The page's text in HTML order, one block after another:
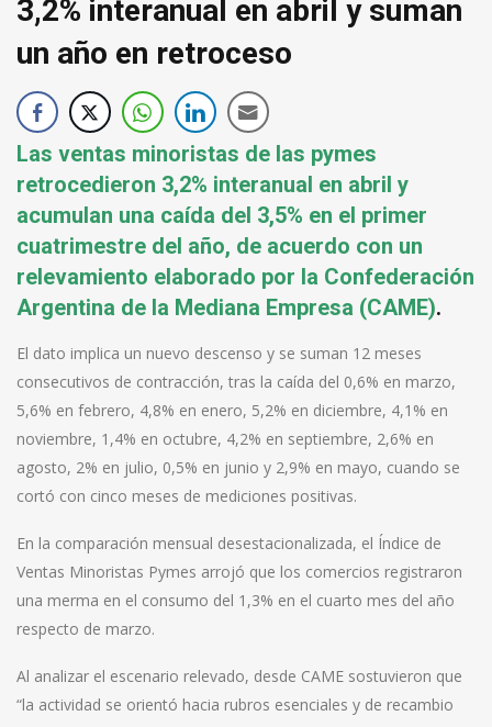
3,2% interanual en abril y suman
un año en retroceso
Las ventas minoristas de las pymes
retrocedieron 3,2% interanual en abril y
acumulan una caída del 3,5% en el primer
cuatrimestre del año, de acuerdo con un
relevamiento elaborado por la Confederación
Argentina de la Mediana Empresa (CAME).
El dato implica un nuevo descenso y se suman 12 meses
consecutivos de contracción, tras la caída del 0,6% en marzo,
5,6% en febrero, 4,8% en enero, 5,2% en diciembre, 4,1% en
noviembre, 1,4% en octubre, 4,2% en septiembre, 2,6% en
agosto, 2% en julio, 0,5% en junio y 2,9% en mayo, cuando se
cortó con cinco meses de mediciones positivas.
En la comparación mensual desestacionalizada, el Índice de
Ventas Minoristas Pymes arrojó que los comercios registraron
una merma en el consumo del 1,3% en el cuarto mes del año
respecto de marzo.
Al analizar el escenario relevado, desde CAME sostuvieron que
“la actividad se orientó hacia rubros esenciales y de recambio